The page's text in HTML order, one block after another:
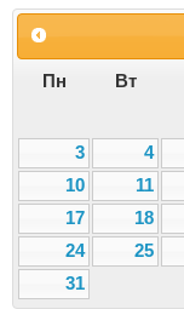
Пн Вт
3
4
10
11
17
18
24
25
31